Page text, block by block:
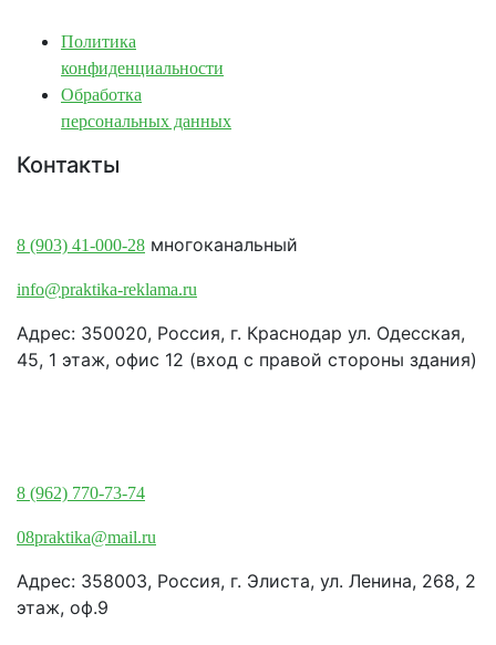
Политика
конфиденциальности
Обработка
персональных данных
Контакты
8 (903) 41-000-28 многоканальный
info@praktika-reklama.ru
Адрес: 350020, Россия, г. Краснодар ул. Одесская,
45, 1 этаж, офис 12 (вход с правой стороны здания)
8 (962) 770-73-74
08praktika@mail.ru
Адрес:​ 358003, Россия, г. Элиста, ул. Ленина, 268, 2
этаж, оф.9